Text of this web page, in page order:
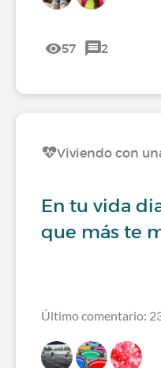
57 2
Viviendo con
En tu vida
que más te
Último comentario: